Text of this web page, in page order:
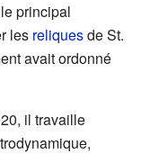
principal
les reliquesde St.
avait ordonné
il travaille